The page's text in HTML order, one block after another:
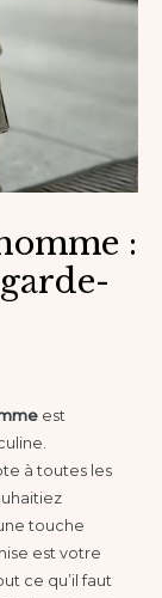
:
est
à toutes les
touche
est votre
ce qu’il faut